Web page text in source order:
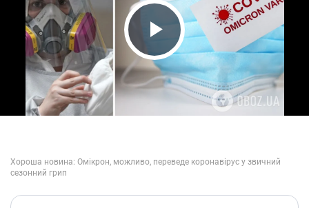
Play Video